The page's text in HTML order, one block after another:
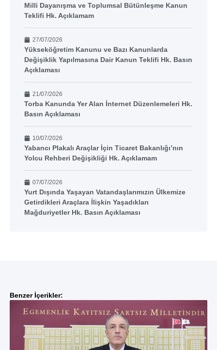
Milli Dayanışma ve Toplumsal Bütünleşme Kanun
Teklifi Hk. Açıklamam
27/07/2026
Yükseköğretim Kanunu ve Bazı Kanunlarda
Değişiklik Yapılmasına Dair Kanun Teklifi Hk. Basın
Açıklaması
21/07/2026
Torba Kanunda Yer Alan İnternet Düzenlemeleri Hk.
Basın Açıklaması
10/07/2026
Yabancı Plakalı Araçlar İçin Ticaret Bakanlığı’nın
Yolcu Rehberi Değişikliği Hk. Açıklamam
07/07/2026
Yurt Dışında Yaşayan Vatandaşlarımızın Ülkemize
Getirdikleri Araçlara İlişkin Yaşadıkları
Mağduriyetler Hk. Basın Açıklaması
Benzer İçerikler: